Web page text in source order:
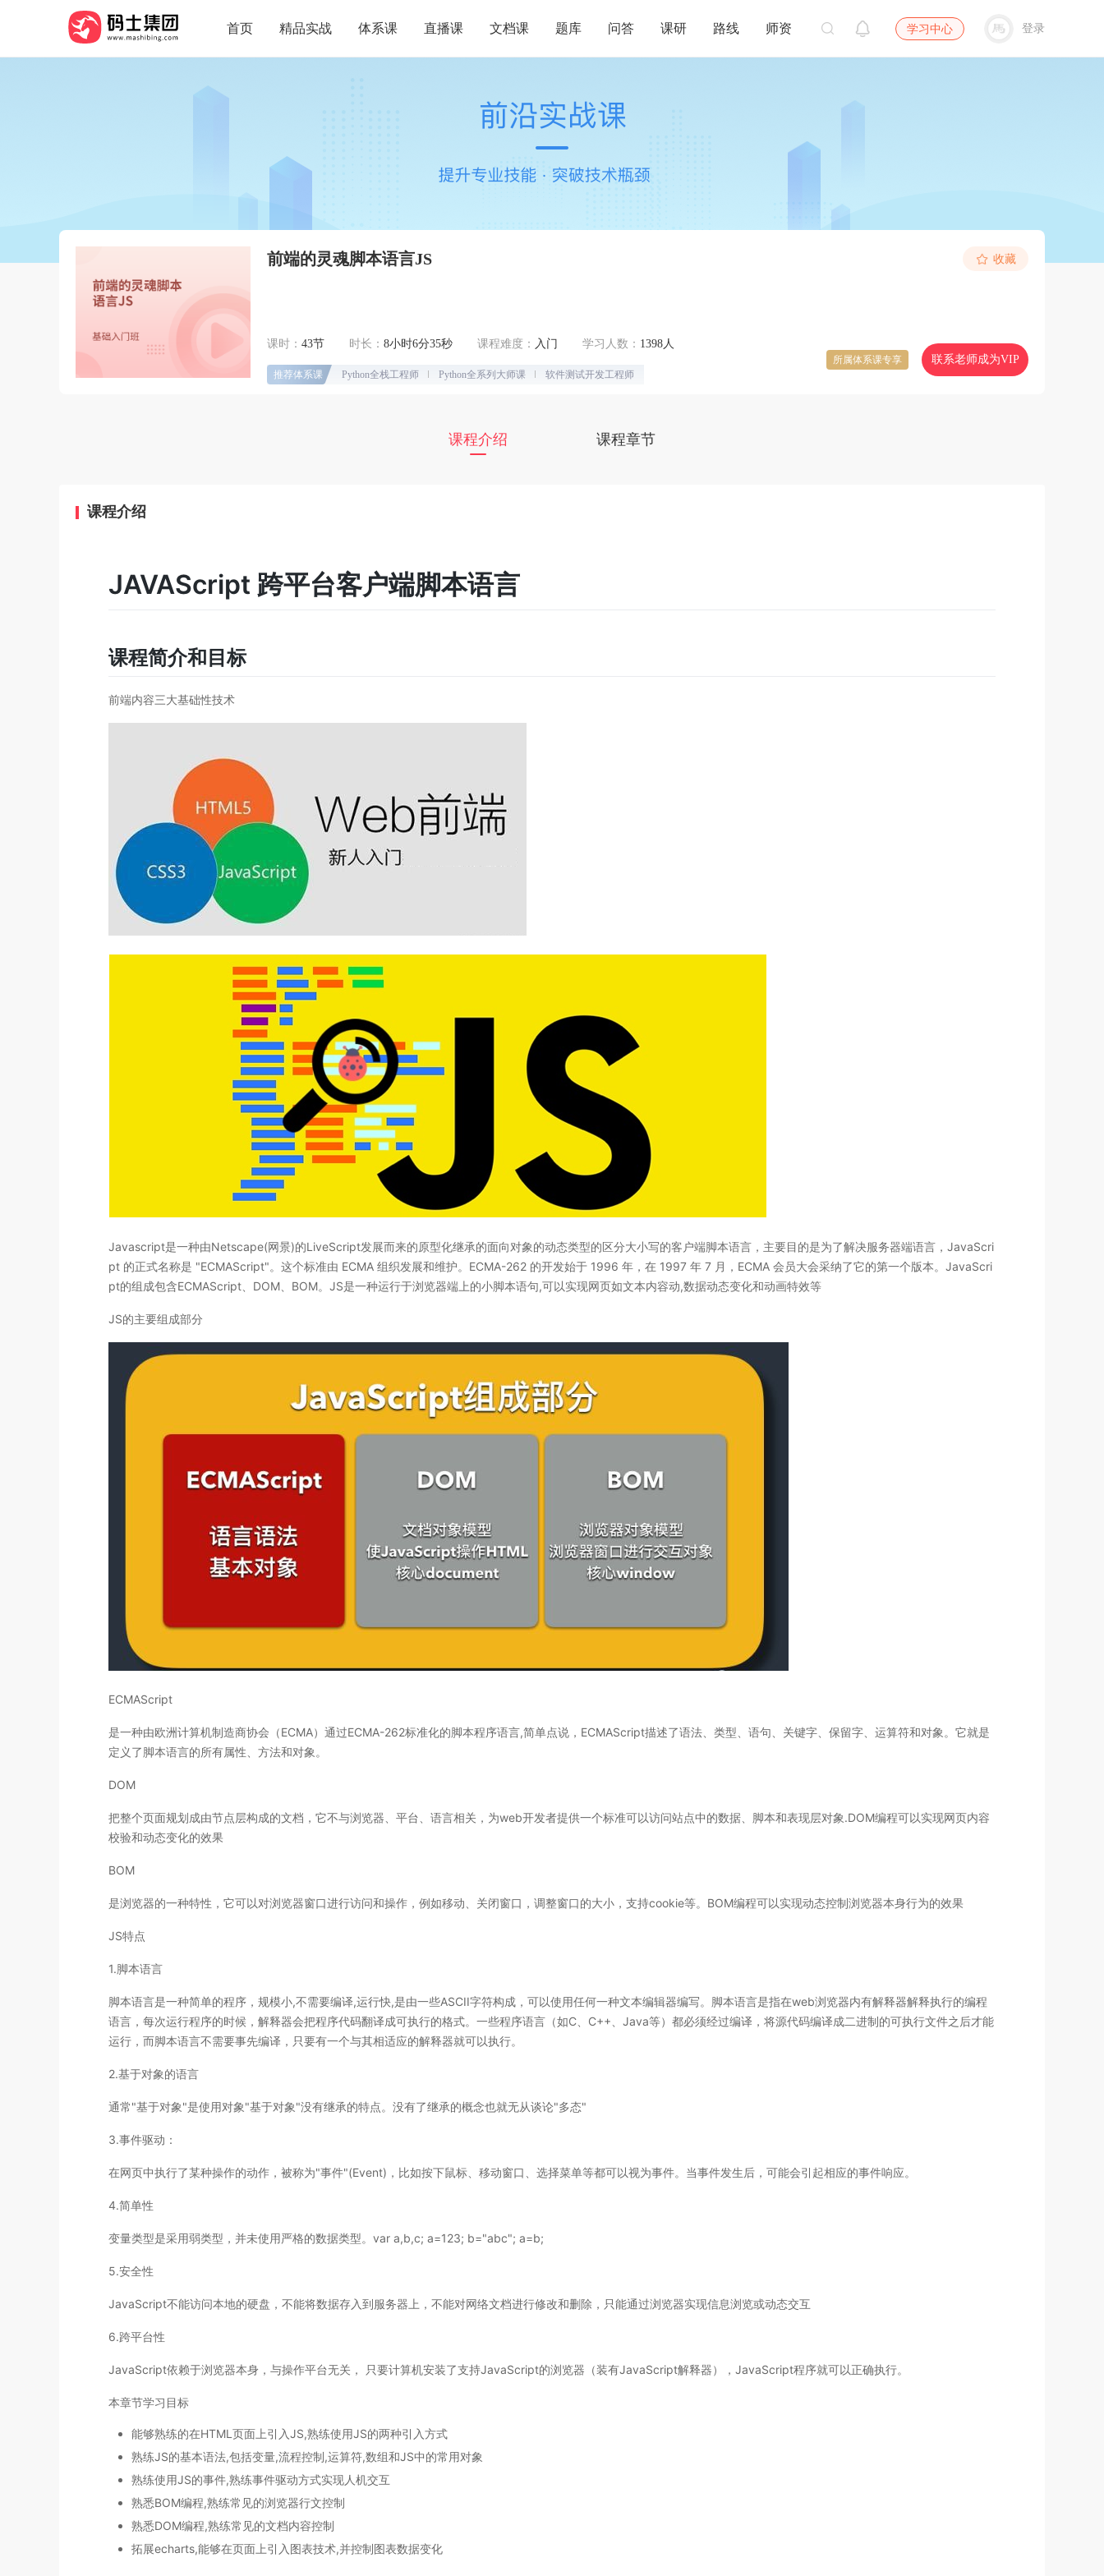
首页 精品实战 体系课 直播课 文档课 题库 问答 课研 路线 师资 学习中心 登录
前端的灵魂脚本语言JS
课时： 43节 时长： 8小时6分35秒 课程难度： 入门 学习人数： 1398人
推荐体系课 Python全栈工程师 Python全系列大师课 软件测试开发工程师
所属体系课专享 联系老师成为VIP
收藏
课程介绍 课程章节
课程介绍
JAVAScript 跨平台客户端脚本语言
课程简介和目标
前端内容三大基础性技术
Javascript是一种由Netscape(网景)的LiveScript发展而来的原型化继承的面向对象的动态类型的区分大小写的客户端脚本语言，主要目的是为了解决服务器端语言，JavaScri
pt 的正式名称是 "ECMAScript"。这个标准由 ECMA 组织发展和维护。ECMA-262 的开发始于 1996 年，在 1997 年 7 月，ECMA 会员大会采纳了它的第一个版本。JavaScri
pt的组成包含ECMAScript、DOM、BOM。JS是一种运行于浏览器端上的小脚本语句,可以实现网页如文本内容动,数据动态变化和动画特效等
JS的主要组成部分
ECMAScript
是一种由欧洲计算机制造商协会（ECMA）通过ECMA-262标准化的脚本程序语言,简单点说，ECMAScript描述了语法、类型、语句、关键字、保留字、运算符和对象。它就是
定义了脚本语言的所有属性、方法和对象。
DOM
把整个页面规划成由节点层构成的文档，它不与浏览器、平台、语言相关，为web开发者提供一个标准可以访问站点中的数据、脚本和表现层对象.DOM编程可以实现网页内容
校验和动态变化的效果
BOM
是浏览器的一种特性，它可以对浏览器窗口进行访问和操作，例如移动、关闭窗口，调整窗口的大小，支持cookie等。BOM编程可以实现动态控制浏览器本身行为的效果
JS特点
1.脚本语言
脚本语言是一种简单的程序，规模小,不需要编译,运行快,是由一些ASCII字符构成，可以使用任何一种文本编辑器编写。脚本语言是指在web浏览器内有解释器解释执行的编程
语言，每次运行程序的时候，解释器会把程序代码翻译成可执行的格式。一些程序语言（如C、C++、Java等）都必须经过编译，将源代码编译成二进制的可执行文件之后才能
运行，而脚本语言不需要事先编译，只要有一个与其相适应的解释器就可以执行。
2.基于对象的语言
通常"基于对象"是使用对象"基于对象"没有继承的特点。没有了继承的概念也就无从谈论"多态"
3.事件驱动：
在网页中执行了某种操作的动作，被称为"事件"(Event)，比如按下鼠标、移动窗口、选择菜单等都可以视为事件。当事件发生后，可能会引起相应的事件响应。
4.简单性
变量类型是采用弱类型，并未使用严格的数据类型。var a,b,c; a=123; b="abc"; a=b;
5.安全性
JavaScript不能访问本地的硬盘，不能将数据存入到服务器上，不能对网络文档进行修改和删除，只能通过浏览器实现信息浏览或动态交互
6.跨平台性
JavaScript依赖于浏览器本身，与操作平台无关， 只要计算机安装了支持JavaScript的浏览器（装有JavaScript解释器），JavaScript程序就可以正确执行。
本章节学习目标
能够熟练的在HTML页面上引入JS,熟练使用JS的两种引入方式
熟练JS的基本语法,包括变量,流程控制,运算符,数组和JS中的常用对象
熟练使用JS的事件,熟练事件驱动方式实现人机交互
熟悉BOM编程,熟练常见的浏览器行文控制
熟悉DOM编程,熟练常见的文档内容控制
拓展echarts,能够在页面上引入图表技术,并控制图表数据变化